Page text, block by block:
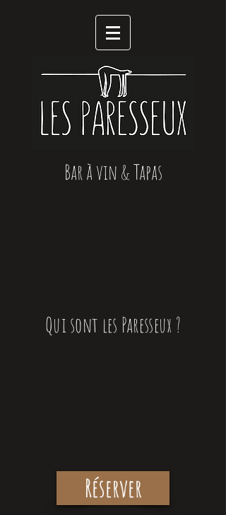
Bar à vin & Tapas
Qui sont les Paresseux ?
Réserver